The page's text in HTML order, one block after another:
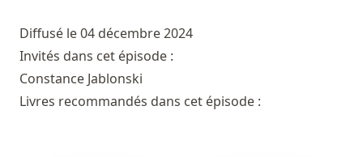
Diffusé le 04 décembre 2024
Invités dans cet épisode :
Constance Jablonski
Livres recommandés dans cet épisode :
Livres les plus recommandés
Prix littéraires